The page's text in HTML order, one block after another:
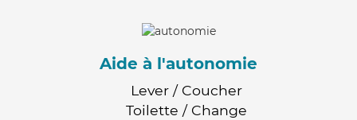
Aide à l'autonomie
Lever / Coucher
Toilette / Change